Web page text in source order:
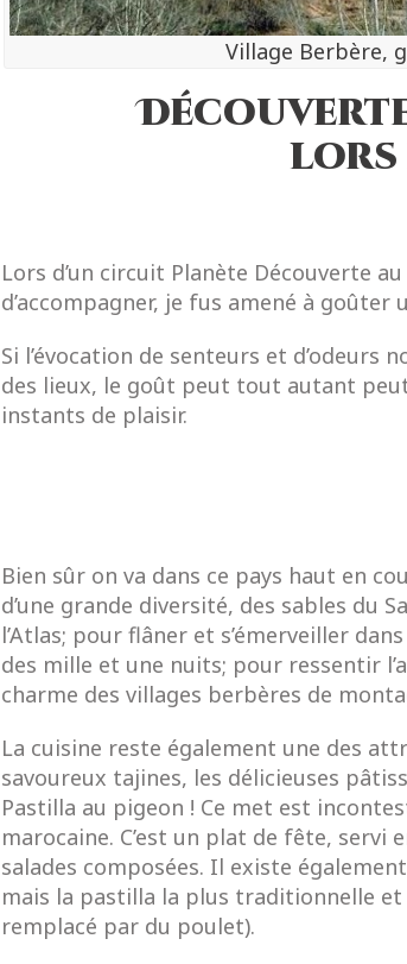
Village Berbère,
lors
Lors d’un circuit Planète Découverte
d’accompagner, je fus amené à goûter
Si l’évocation de senteurs et d’odeurs
des lieux, le goût peut tout autant
instants de plaisir.
Bien sûr on va dans ce pays haut en
d’une grande diversité, des sables du
l’Atlas; pour flâner et s’émerveiller
des mille et une nuits; pour ressentir
charme des villages berbères de
La cuisine reste également une des
savoureux tajines, les délicieuses
Pastilla au pigeon ! Ce met est
marocaine. C’est un plat de fête,
salades composées. Il existe
mais la pastilla la plus traditionnelle
remplacé par du poulet).